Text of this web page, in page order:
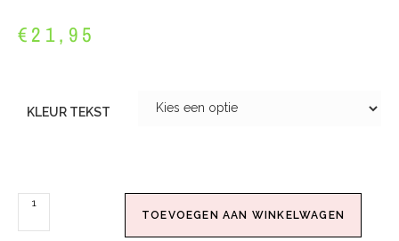
€21,95
KLEUR TEKST
TOEVOEGEN AAN WINKELWAGEN